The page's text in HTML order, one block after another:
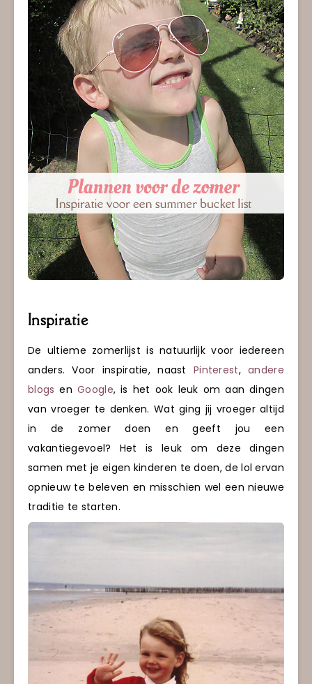
Inspiratie
De ultieme zomerlijst is natuurlijk voor iedereen
anders. Voor inspiratie, naast Pinterest,andere
blogs enGoogle, is het ook leuk om aan dingen
van vroeger te denken. Wat ging jij vroeger altijd
in de zomer doen en geeft jou een
vakantiegevoel? Het is leuk om deze dingen
samen met je eigen kinderen te doen, de lol ervan
opnieuw te beleven en misschien wel een nieuwe
traditie te starten.